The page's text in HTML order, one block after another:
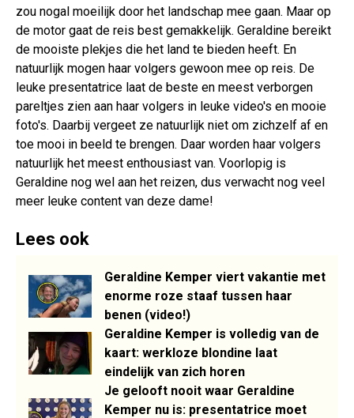
zou nogal moeilijk door het landschap mee gaan. Maar op
de motor gaat de reis best gemakkelijk. Geraldine bereikt
de mooiste plekjes die het land te bieden heeft. En
natuurlijk mogen haar volgers gewoon mee op reis. De
leuke presentatrice laat de beste en meest verborgen
pareltjes zien aan haar volgers in leuke video's en mooie
foto's. Daarbij vergeet ze natuurlijk niet om zichzelf af en
toe mooi in beeld te brengen. Daar worden haar volgers
natuurlijk het meest enthousiast van. Voorlopig is
Geraldine nog wel aan het reizen, dus verwacht nog veel
meer leuke content van deze dame!
Lees ook
Geraldine Kemper viert vakantie met
enorme roze staaf tussen haar
benen (video!)
Geraldine Kemper is volledig van de
kaart: werkloze blondine laat
eindelijk van zich horen
Je gelooft nooit waar Geraldine
Kemper nu is: presentatrice moet